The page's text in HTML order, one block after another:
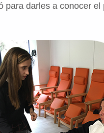
para darles a conocer el